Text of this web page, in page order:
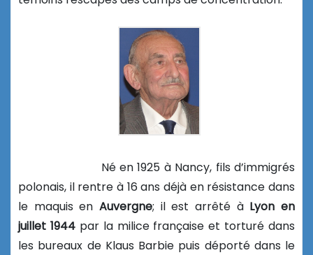
Né en 1925 à Nancy, fils d’immigrés
polonais, il rentre à 16 ans déjà en résistance dans
le maquis en Auvergne; il est arrêté à Lyon en
juillet 1944par la milice française et torturé dans
les bureaux de Klaus Barbie puis déporté dans le